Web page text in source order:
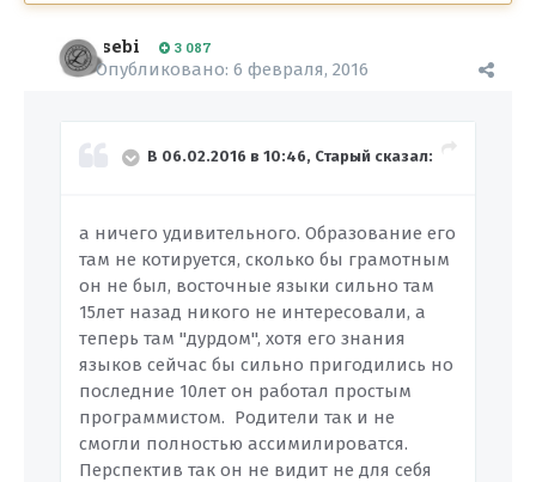
sebi 3 087
Опубликовано: 6 февраля, 2016
В 06.02.2016 в 10:46, Старый сказал:
а ничего удивительного. Образование его
там не котируется, сколько бы грамотным
он не был, восточные языки сильно там
15лет назад никого не интересовали, а
теперь там "дурдом", хотя его знания
языков сейчас бы сильно пригодились но
последние 10лет он работал простым
программистом. Родители так и не
смогли полностью ассимилироватся.
Перспектив так он не видит не для себя